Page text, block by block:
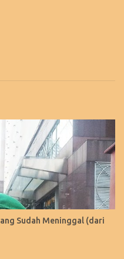
Sudah Meninggal (dari